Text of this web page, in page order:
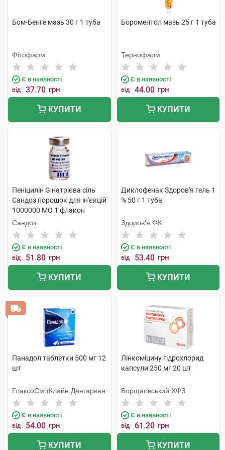
Бом-Бенге мазь 30 г 1 туба
Фітофарм
Є в наявності
від 37.70 грн
КУПИТИ
Бороментол мазь 25 г 1 туба
Тернофарм
Є в наявності
від 44.00 грн
КУПИТИ
Пеніцилін G натрієва сіль
Сандоз порошок для ін'єкцій
1000000 МО 1 флакон
Сандоз
Є в наявності
від 51.80 грн
КУПИТИ
Диклофенак Здоров'я гель 1
% 50 г 1 туба
Здоров'я ФК
Є в наявності
від 53.40 грн
КУПИТИ
Панадол таблетки 500 мг 12
шт
ГлаксоСмітКлайн Дангарван
Є в наявності
від 54.00 грн
КУПИТИ
Лінкоміцину гідрохлорид
капсули 250 мг 20 шт
Борщагівський ХФЗ
Є в наявності
від 61.20 грн
КУПИТИ